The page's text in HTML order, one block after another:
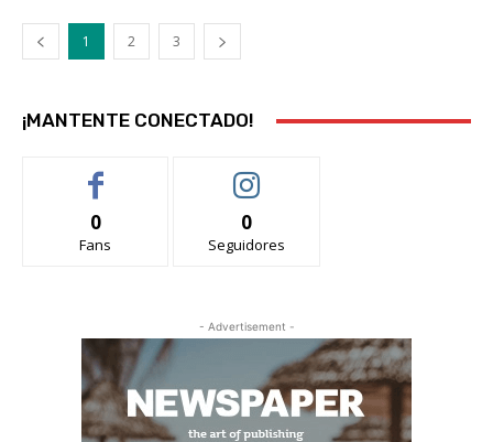
1 2 3
¡MANTENTE CONECTADO!
0
Fans
0
Seguidores
- Advertisement -